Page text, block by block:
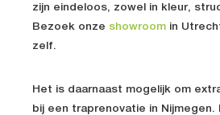
zijn eindeloos, zowel in kleur,
Bezoek onze showroom in
zelf.
Het is daarnaast mogelijk om
bij een traprenovatie in Nijmegen.